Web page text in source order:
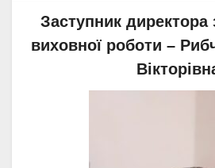
Заступник директора
виховної роботи –